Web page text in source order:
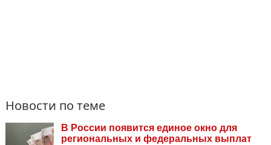
Новости по теме
В России появится единое окно для
региональных и федеральных выплат